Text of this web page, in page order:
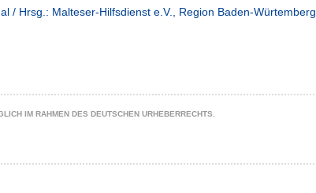
/ Hrsg.: Malteser-Hilfsdienst e.V., Region Baden-Würtemberg
IM RAHMEN DES DEUTSCHEN URHEBERRECHTS.